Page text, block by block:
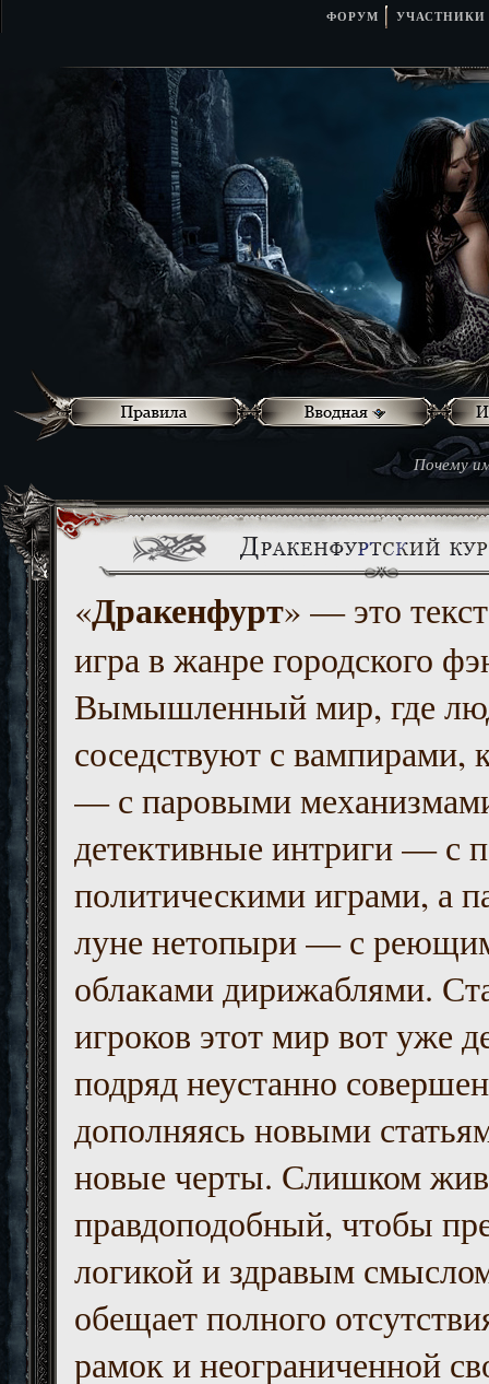
ФОРУМ УЧАСТНИКИ
Почему
«Дракенфурт» — это
игра в жанре городского
Вымышленный мир, где
соседствуют с вампирами,
— с паровыми
детективные интриги — с
политическими играми, а
луне нетопыри — с
облаками дирижаблями.
игроков этот мир вот уже
подряд неустанно
дополняясь новыми
новые черты. Слишком
правдоподобный, чтобы
логикой и здравым
обещает полного
рамок и неограниченной